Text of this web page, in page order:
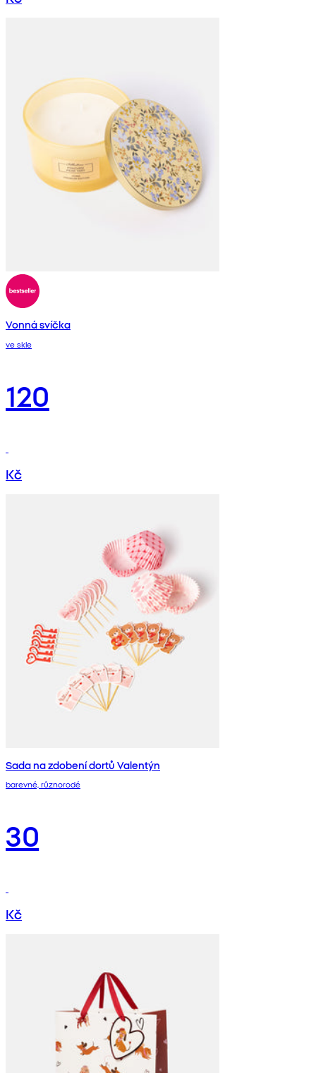
Vonná svíčka
ve skle
120
Kč
Sada na zdobení dortů Valentýn
barevné, různorodé
30
Kč